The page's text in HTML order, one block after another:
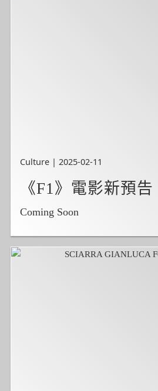
Culture | 2025-02-11
《F1》電影新預告
Coming Soon